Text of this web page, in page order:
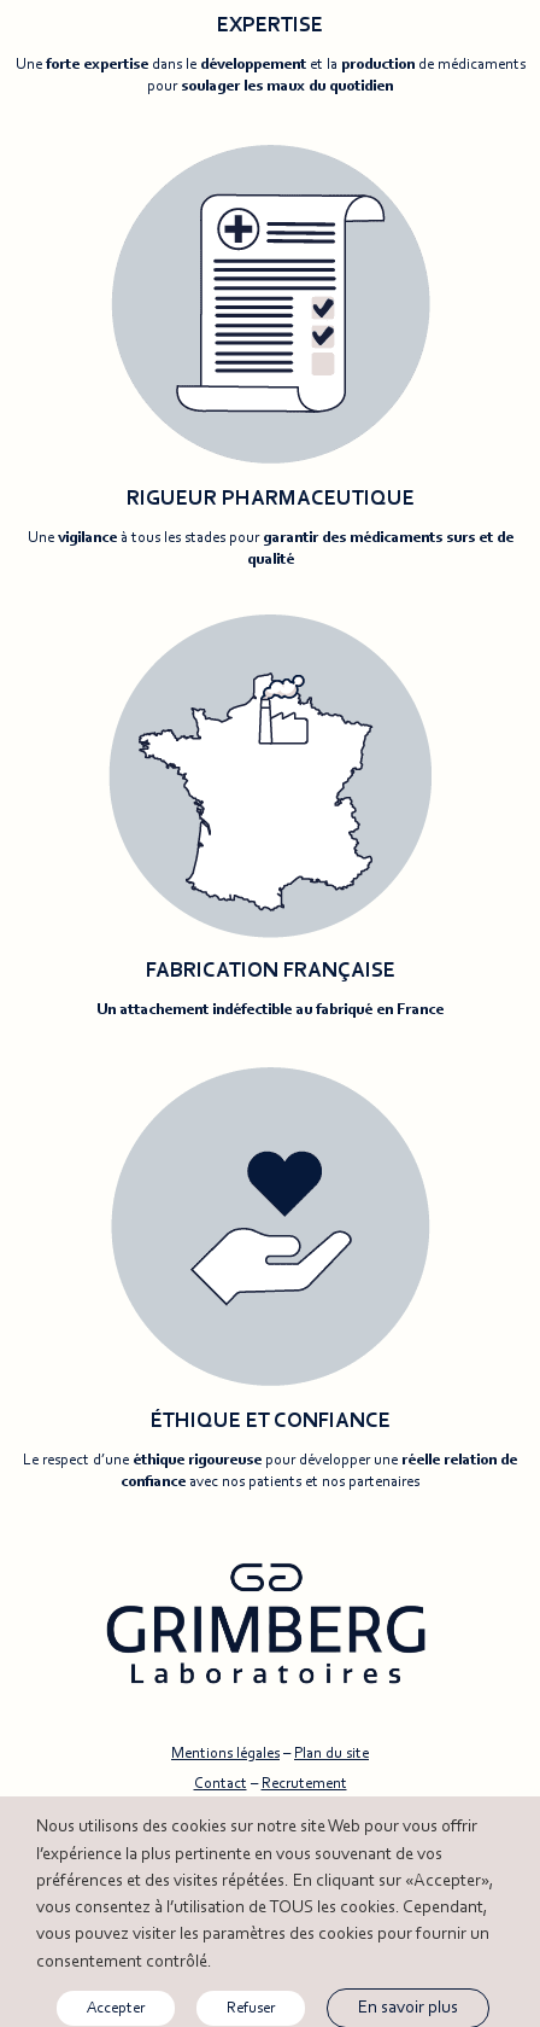
EXPERTISE
Une forte expertisedans le développementet la productionde médicaments
pour soulager les maux du quotidien
RIGUEUR PHARMACEUTIQUE
Une vigilanceà tous les stades pour garantir des médicaments surs et de
qualité
FABRICATION FRANÇAISE
Un attachement indéfectible au fabriqué en France
ÉTHIQUE ET CONFIANCE
Le respect d’une éthique rigoureuse pour développer une réelle relation de
confiance avec nos patients et nos partenaires
Mentions légales – Plan du site
Contact – Recrutement
© 2026 Laboratoires Grimberg – Création Digisanté
Nous utilisons des cookies sur notre site Web pour vous offrir
l’expérience la plus pertinente en vous souvenant de vos
préférences et des visites répétées. En cliquant sur «Accepter»,
vous consentez à l’utilisation de TOUS les cookies. Cependant,
vous pouvez visiter les paramètres des cookies pour fournir un
consentement contrôlé.
Accepter Refuser En savoir plus